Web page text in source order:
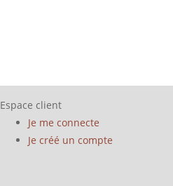
Espace client
Je me connecte
Je créé un compte